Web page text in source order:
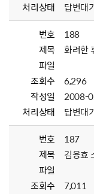
처리상태
답변대
번호
188
제목
화려한
파일
조회수
6,296
작성일
2008-
처리상태
답변대
번호
187
제목
김용효
파일
조회수
7,011